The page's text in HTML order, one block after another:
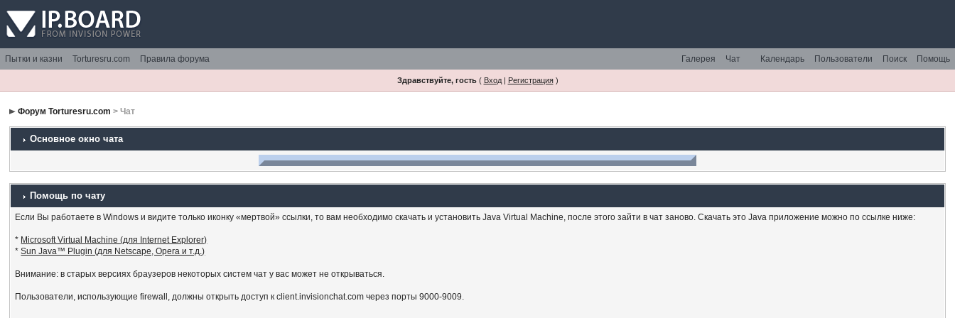
Пытки и казни Torturesru.com Правила форума Помощь
Поиск
Пользователи
Календарь
Чат
Галерея
Здравствуйте, гость( Вход| Регистрация)
Форум Torturesru.com > Чат
Основное окно чата
Помощь по чату
Если Вы работаете в Windows и видите только иконку «мертвой» ссылки, то вам необходимо скачать и установить Java Virtual Machine, после этого зайти в чат заново. Скачать это Java приложение можно по ссылке ниже:
* Microsoft Virtual Machine (для Internet Explorer)
*Sun Java™ Plugin (для Netscape, Opera и т.д.)
Внимание: в старых версиях браузеров некоторых систем чат у вас может не открываться.
Пользователи, использующие firewall, должны открыть доступ к client.invisionchat.com через порты 9000-9009.